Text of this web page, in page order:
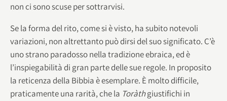
non ci sono scuse per sottrarvisi.
Se la forma del rito, come si è visto, ha subito notevoli
variazioni, non altrettanto può dirsi del suo significato. C’è
uno strano paradosso nella tradizione ebraica, ed è
l’inspiegabilità di gran parte delle sue regole. In proposito
la reticenza della Bibbia è esemplare. È molto difficile,
praticamente una rarità, che la Toràthgiustifichi in